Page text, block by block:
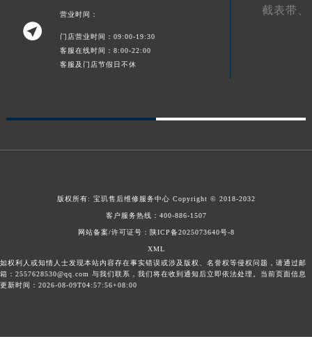
甘肃省合作市人民街宝玑售后服务中心（需提前预约）
甘肃省金昌市金川区北京路宝玑售后服务中心（需提前预约）
甘肃省临夏市城南街道团结路宝玑售后服务中心（需提前预约）
甘肃省天水市秦州区民主路宝玑售后服务中心（需提前预约）
甘肃省武威市凉州区迎宾路宝玑售后服务中心（需提前预约）
甘肃省张掖市甘州区民乐北路宝玑售后服务中心（需提前预约）
宁夏回族自治区石嘴山市大武口区贺兰山路宝玑售后服务中心（需提前预约）

营业时间：
门店营业时间：09:00-19:30
客服在线时间：8:00-22:00
客服及门店节假日不休
截表带、
版权所有: 宝玑售后维修服务中心 Copyright © 2018-2032
客户服务热线： 400-886-1507
网站备案/许可证号：陕ICP备2025073640号-8
XML
如权利人或知情人士发现本站内容存在事实错误或涉及版权、名誉权等侵权问题，请通过邮
箱：2557628530@qq.com 与我们联系，我们将在收到通知后立即依法处理。当前页面信息
更新时间：2026-08-09T04:57:56+08:00